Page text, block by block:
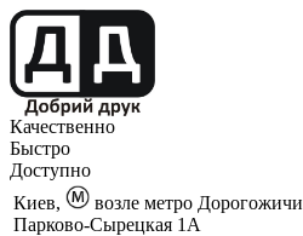
Качественно
Быстро
Доступно
Киев,
возле метро Дорогожичи
Парково-Сырецкая 1А